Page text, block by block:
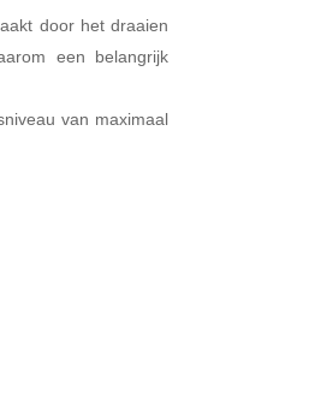
door het draaien
een belangrijk
van maximaal